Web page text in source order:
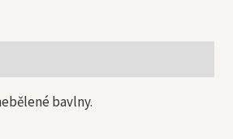
bavlny.